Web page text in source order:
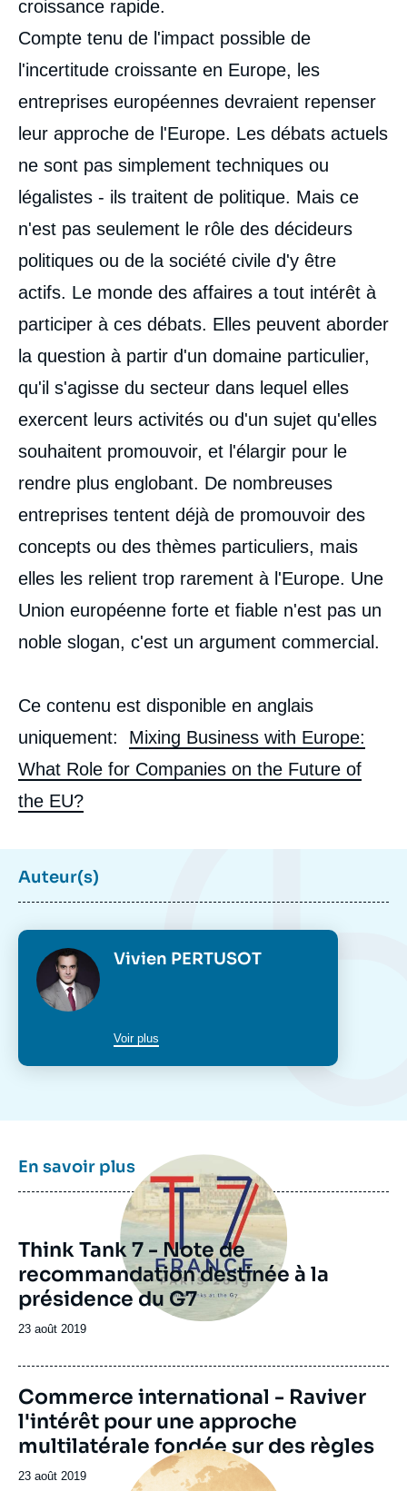
croissance rapide.
Compte tenu de l'impact possible de
l'incertitude croissante en Europe, les
entreprises européennes devraient repenser
leur approche de l'Europe. Les débats actuels
ne sont pas simplement techniques ou
légalistes - ils traitent de politique. Mais ce
n'est pas seulement le rôle des décideurs
politiques ou de la société civile d'y être
actifs. Le monde des affaires a tout intérêt à
participer à ces débats. Elles peuvent aborder
la question à partir d'un domaine particulier,
qu'il s'agisse du secteur dans lequel elles
exercent leurs activités ou d'un sujet qu'elles
souhaitent promouvoir, et l'élargir pour le
rendre plus englobant. De nombreuses
entreprises tentent déjà de promouvoir des
concepts ou des thèmes particuliers, mais
elles les relient trop rarement à l'Europe. Une
Union européenne forte et fiable n'est pas un
noble slogan, c'est un argument commercial.
Ce contenu est disponible en anglais
uniquement: Mixing Business with Europe:
What Role for Companies on the Future of
the EU?
Auteur(s)
Photo Vivien PERTUSOT
Voir plus
En savoir plusImage
principale
Think Tank 7 - Note de
recommandation destinée à la
présidence du G7
Date
publication
23 août 2019
Image
de
couverture
la
Commerce international - Raviver
l'intérêt pour une approche
multilatérale fondée sur des règles
Date
23 août 2019
Image
principale
Image
de
couverture
de
publication
et l’Europe : quel rôle pour les entreprises
dans le débat sur l’avenir de l'Union
européenne ? », Études, Ifri, 30 janvier
2018.